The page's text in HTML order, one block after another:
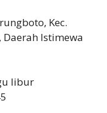
Kec.
Istimewa
libur